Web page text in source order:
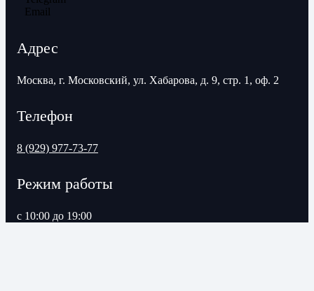
Email
Адрес
Москва, г. Московский, ул. Хабарова, д. 9, стр. 1, оф. 2
Телефон
8 (929) 977-73-77
Режим работы
с 10:00 до 19:00